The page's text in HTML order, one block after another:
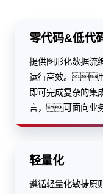
零代码&低代
提供图形化数据
运行高效。用
即可完成复杂的
言，可面向业
轻量化
遵循轻量化敏捷